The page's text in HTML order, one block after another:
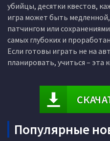
убийцы, десятки квестов,
игра может быть
патчингом или
самых глубоких и
Если готовы играть не на
планировать, учиться – эта
Популярные